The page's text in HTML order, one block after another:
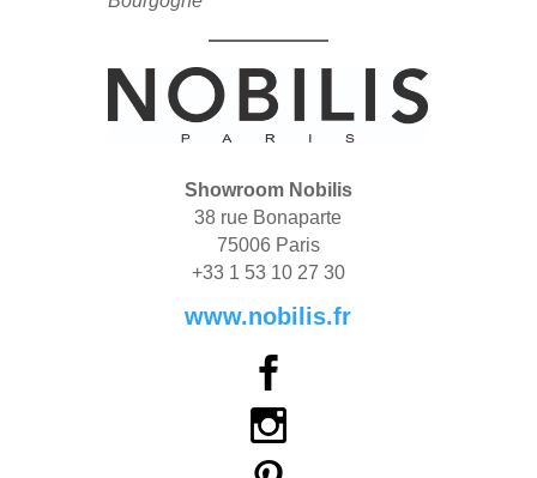
Showroom Nobilis
38 rue Bonaparte
75006 Paris
+33 1 53 10 27 30
www.nobilis.fr